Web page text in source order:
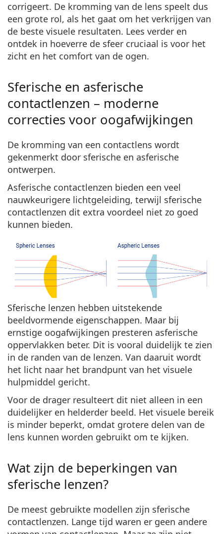
Alle merken
Persol
Prada
Alle lenzenvloeistoffen
Offline
corrigeert. De kromming van de lens speelt dus
een grote rol, als het gaat om het verkrijgen van
de beste visuele resultaten. Lees verder en
ontdek in hoeverre de sfeer cruciaal is voor het
zicht en het comfort van de ogen.
Sferische en asferische
contactlenzen – moderne
correcties voor oogafwijkingen
De kromming van een contactlens wordt
gekenmerkt door sferische en asferische
ontwerpen.
Asferische contactlenzen bieden een veel
nauwkeurigere lichtgeleiding, terwijl sferische
contactlenzen dit extra voordeel niet zo goed
kunnen bieden.
Sferische lenzen hebben uitstekende
beeldvormende eigenschappen. Maar bij
ernstige oogafwijkingen presteren asferische
oppervlakken beter. Dit is vooral duidelijk te zien
in de randen van de lenzen. Van daaruit wordt
het licht naar het brandpunt van het visuele
hulpmiddel gericht.
Voor de drager resulteert dit niet alleen in een
duidelijker en helderder beeld. Het visuele bereik
is minder beperkt, omdat grotere delen van de
lens kunnen worden gebruikt om te kijken.
Wat zijn de beperkingen van
sferische lenzen?
De meest gebruikte modellen zijn sferische
contactlenzen. Lange tijd waren er geen andere